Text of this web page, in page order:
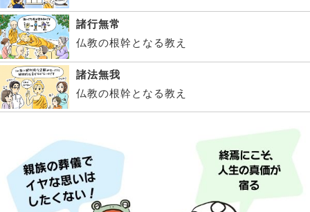
諸行無常
仏教の根幹となる教え
諸法無我
仏教の根幹となる教え